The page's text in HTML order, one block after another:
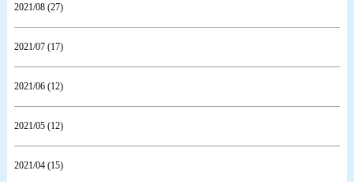
2021/08 (27)
2021/07 (17)
2021/06 (12)
2021/05 (12)
2021/04 (15)